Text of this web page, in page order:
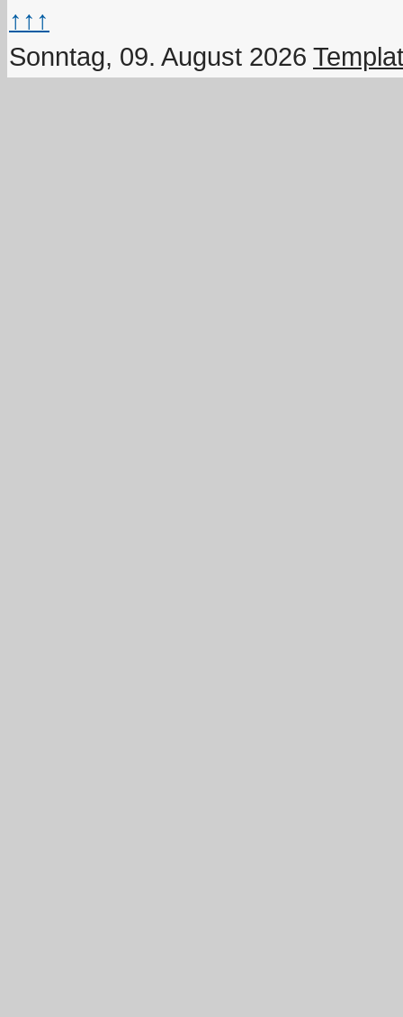
↑↑↑
Sonntag, 09. August 2026